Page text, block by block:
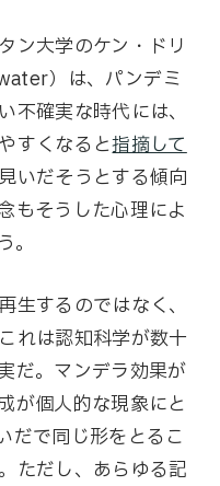
ン大学のケン・ドリ
）は、パンデミ
不確実な時代には、
すくなると指摘して
いだそうとする傾向
もそうした心理によ
生するのではなく、
れは認知科学が数十
だ。マンデラ効果が
が個人的な現象にと
だで同じ形をとるこ
ただし、あらゆる記